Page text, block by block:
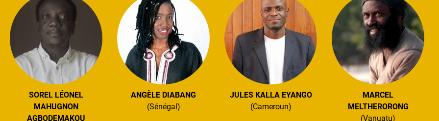
SOREL LÉONEL
MAHUGNON
AGBODEMAKOU
ANGÈLE DIABANG
(Sénégal)
JULES KALLA EYANGO
(Cameroun)
MARCEL
MELTHERORONG
(Vanuatu)